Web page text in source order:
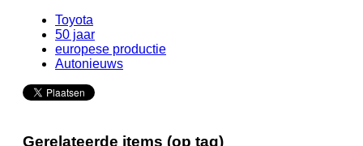
Toyota
50 jaar
europese productie
Autonieuws
Gerelateerde items (op tag)